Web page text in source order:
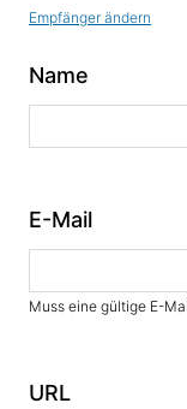
Empfänger ändern
Name
E-Mail
Muss eine gültige E-
URL